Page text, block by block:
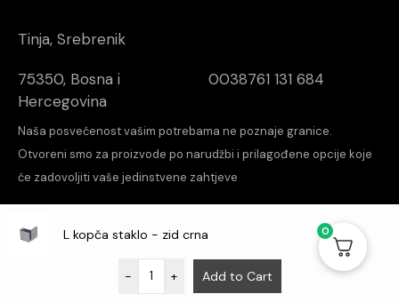
Tinja, Srebrenik
75350, Bosna i
Hercegovina
0038761 131 684
Naša posvećenost vašim potrebama ne poznaje granice.
Otvoreni smo za proizvode po narudžbi i prilagođene opcije koje
će zadovoljiti vaše jedinstvene zahtjeve
Aktuelnosti
L kopča staklo - zid crna
- + Add to Cart
0